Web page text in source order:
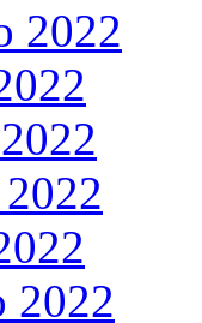
2022
2022